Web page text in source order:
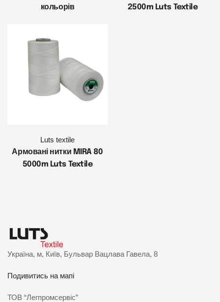
кольорів
2500m Luts Textile
Luts textile
Армовані нитки MIRA 80
5000m Luts Textile
Україна, м, Київ, Бульвар Вацлава Гавела, 8
Подивитись на мапі
ТОВ “Легпромсервіс”